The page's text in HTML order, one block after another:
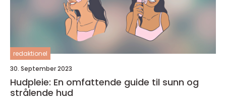
redaktionel
30. September 2023
Hudpleie: En omfattende guide til sunn og
strålende hud